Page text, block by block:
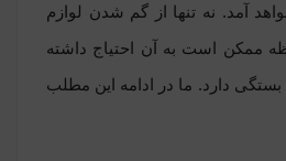
آمد. نه تنها از گم شدن لوازم
ممکن است به آن احتیاج داشته
بستگی دارد. ما در ادامه این مطلب